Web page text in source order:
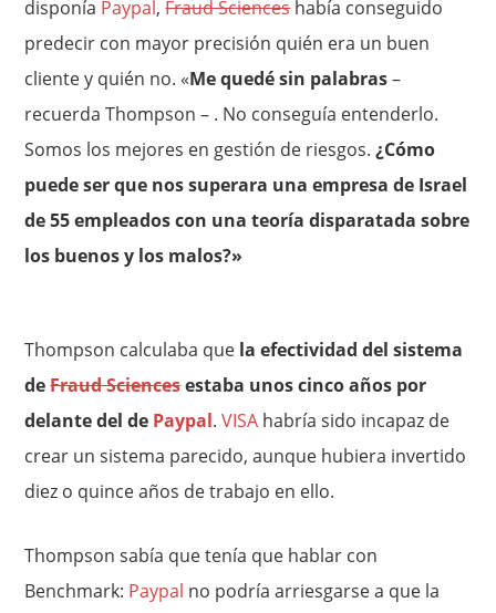
disponía Paypal,Fraud Scienceshabía conseguido
predecir con mayor precisión quién era un buen
cliente y quién no. «Me quedé sin palabras–
recuerda Thompson – . No conseguía entenderlo.
Somos los mejores en gestión de riesgos.¿Cómo
puede ser que nos superara una empresa de Israel
de 55 empleados con una teoría disparatada sobre
los buenos y los malos?»
Thompson calculaba que la efectividad del sistema
deFraud Sciencesestaba unos cinco años por
delante del de Paypal.VISA habría sido incapaz de
crear un sistema parecido, aunque hubiera invertido
diez o quince años de trabajo en ello.
Thompson sabía que tenía que hablar con
Benchmark: Paypal no podría arriesgarse a que la